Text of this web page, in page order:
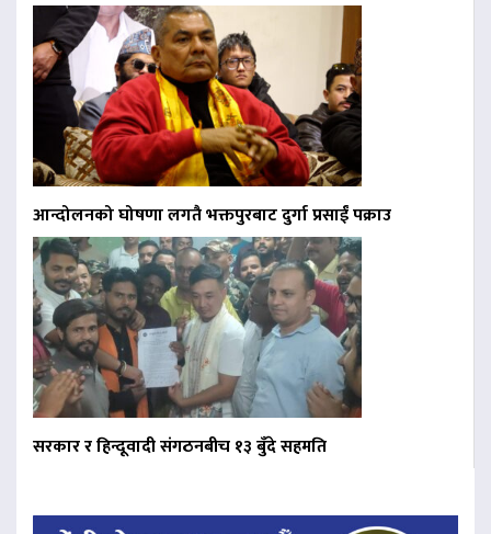
आन्दोलनको घोषणा लगतै भक्तपुरबाट दुर्गा प्रसाईं पक्राउ
सरकार र हिन्दूवादी संगठनबीच १३ बुँदे सहमति